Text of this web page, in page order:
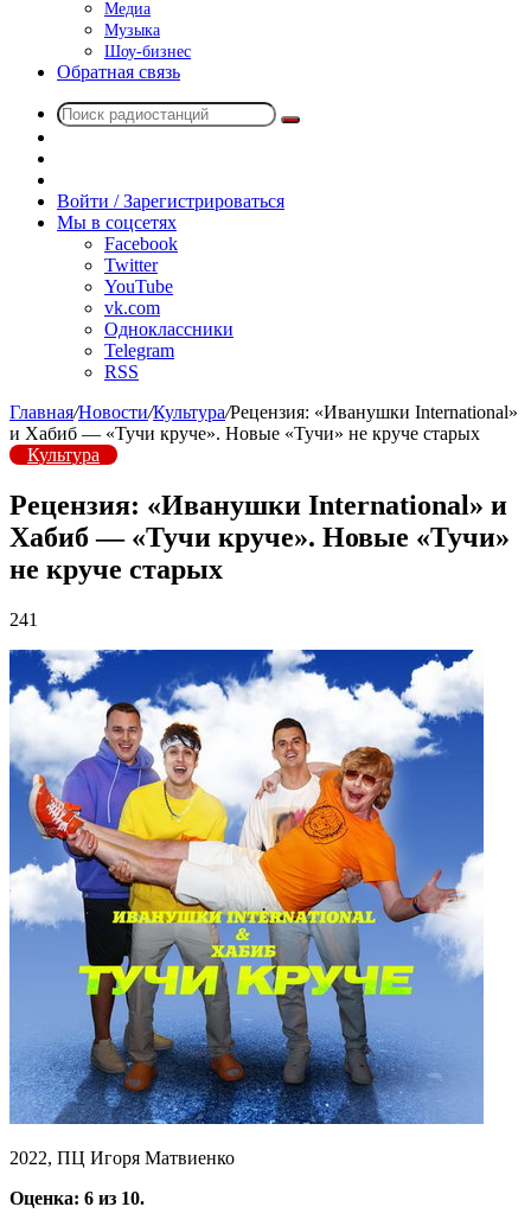
Медиа
Музыка
Шоу-бизнес
Обратная связь
Поиск
радио
Войти / Зарегистрироваться
Мы в соцсетях
Facebook
Twitter
YouTube
vk.com
Одноклассники
Telegram
RSS
Главная/Новости/Культура/Рецензия: «Иванушки International»
и Хабиб — «Тучи круче». Новые «Тучи» не круче старых
Культура
Рецензия: «Иванушки International» и
Хабиб — «Тучи круче». Новые «Тучи»
не круче старых
241
2022, ПЦ Игоря Матвиенко
Оценка: 6 из 10.